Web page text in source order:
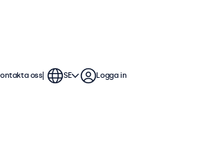
oss SE Logga in